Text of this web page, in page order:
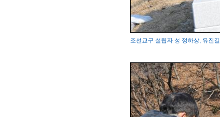
조선교구 설립자 성 정하상, 유진